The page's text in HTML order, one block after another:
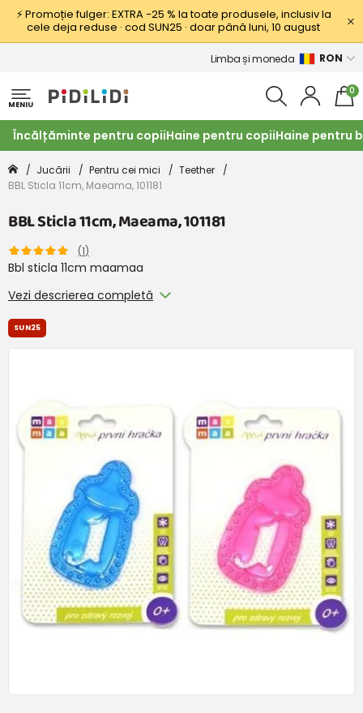
⚡ Promoție fulger: EXTRA −25 % la toate produsele, inclusiv la
cele deja reduse · cod SUN25 · doar până luni, 10 august
Limba și moneda RON
MENIU
0
Încălțăminte pentru copiiHaine pentru copiiHaine pentru
Jucării Pentru cei mici
Teether
BBL Sticla 11cm, Maeama, 101181
BBL Sticla 11cm, Maeama, 101181
(1)
Bbl sticla 11cm maamaa
Vezi descrierea completă
SUN25